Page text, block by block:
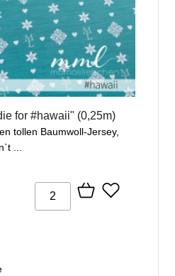
for #hawaii" (0,25m)
tollen Baumwoll-Jersey,
...